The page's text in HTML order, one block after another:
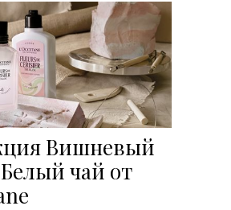
Вишневый
чай от